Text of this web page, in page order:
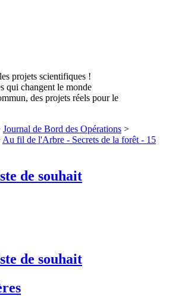
projets scientifiques !
qui changent le monde
des projets réels pour le
Journal de Bord des Opérations >
Au fil de l'Arbre - Secrets de la forêt - 15
de souhait
de souhait